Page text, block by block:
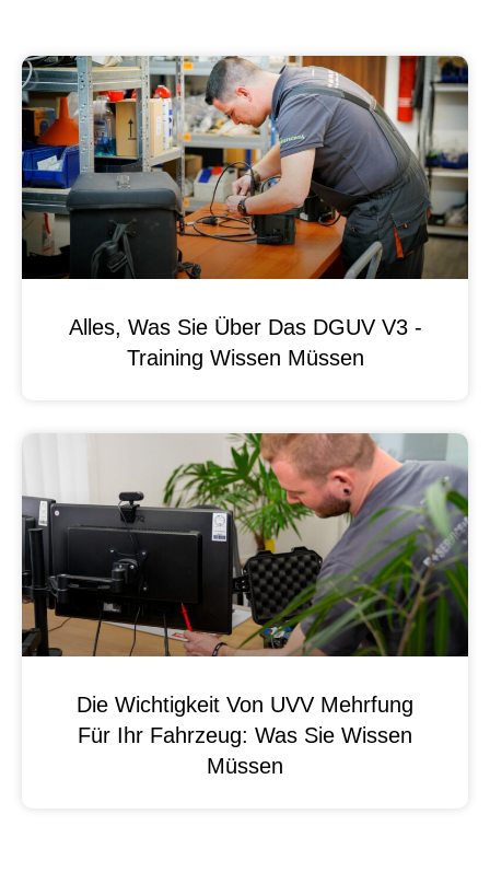
Alles, Was Sie Über Das DGUV V3 -
Training Wissen Müssen
Die Wichtigkeit Von UVV Mehrfung
Für Ihr Fahrzeug: Was Sie Wissen
Müssen